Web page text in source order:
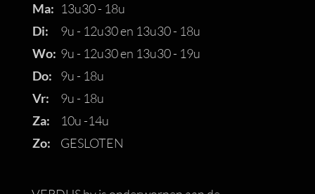
Ma: 13u30 - 18u
Di:
9u - 12u30 en 13u30 - 18u
Wo: 9u - 12u30 en 13u30 - 19u
Do:
9u - 18u
Vr:
9u - 18u
Za:
10u -14u
Zo:
GESLOTEN